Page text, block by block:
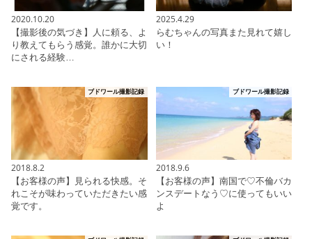
2020.10.20
【撮影後の気づき】人に頼る、よ
り教えてもらう感覚。誰かに大切
にされる経験…
2025.4.29
らむちゃんの写真また見れて嬉し
い！
ブドワール撮影記録
2018.8.2
【お客様の声】見られる快感。そ
れこそが味わっていただきたい感
覚です。
ブドワール撮影記録
2018.9.6
【お客様の声】南国で♡不倫バカ
ンスデートなう♡に使ってもいい
よ